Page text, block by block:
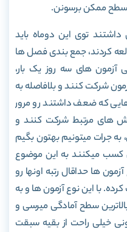
سطح ممکن برسونن.
توی این دوماه باید
کردند، جمع بندی فصل ها
های سه روز یک بار،
شرکت کنند و بلافاصله به
که ضعف داشتند رو مرور
های مرتبط شرکت کنند و
به جرات میتونیم بهتون بگیم
کسب میکنند به این موضوع
ها حداقال رتبه اونها رو
با این نوع آزمون ها و به
سطح آمادگی میرسی و
خیلی راحت از بقیه سبقت